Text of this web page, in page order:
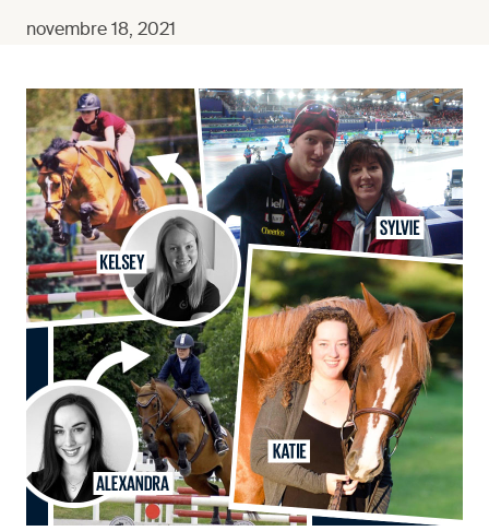
novembre 18, 2021